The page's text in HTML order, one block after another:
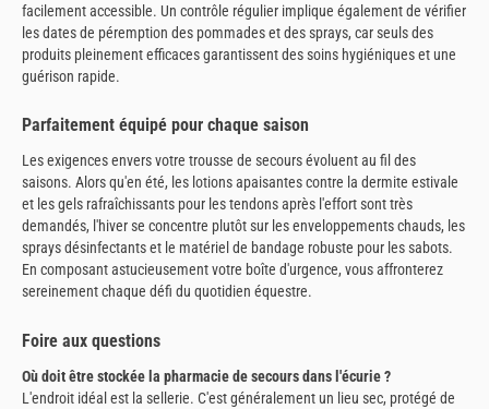
facilement accessible. Un contrôle régulier implique également de vérifier
les dates de péremption des pommades et des sprays, car seuls des
produits pleinement efficaces garantissent des soins hygiéniques et une
guérison rapide.
Parfaitement équipé pour chaque saison
Les exigences envers votre trousse de secours évoluent au fil des
saisons. Alors qu'en été, les lotions apaisantes contre la dermite estivale
et les gels rafraîchissants pour les tendons après l'effort sont très
demandés, l'hiver se concentre plutôt sur les enveloppements chauds, les
sprays désinfectants et le matériel de bandage robuste pour les sabots.
En composant astucieusement votre boîte d'urgence, vous affronterez
sereinement chaque défi du quotidien équestre.
Foire aux questions
Où doit être stockée la pharmacie de secours dans l'écurie ?
L'endroit idéal est la sellerie. C'est généralement un lieu sec, protégé de